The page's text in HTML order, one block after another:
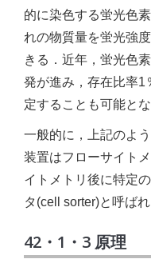
的に染色する蛍光色
れの物質量を蛍光強
きる．近年，蛍光色
発が進み，存在比率1
定することも可能とな
一般的に，上記のよ
装置はフローサイト
イトメトリ後に特定
タ(cell sorter)と呼ばれ
42・1・3 原理